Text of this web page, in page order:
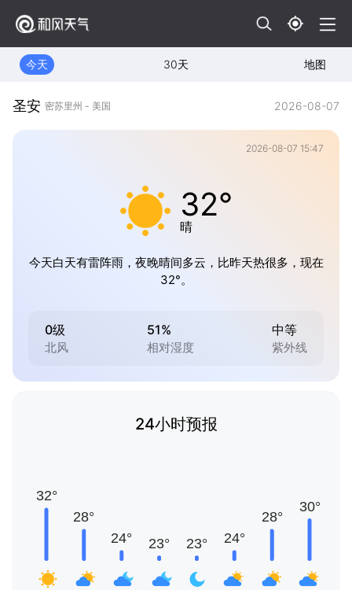
今天 30天 地图
圣安 密苏里州 - 美国 2026-08-07
2026-08-07 15:47
32°
晴
今天白天有雷阵雨，夜晚晴间多云，比昨天热很多，现在
32°。
0级
北风
51%
相对湿度
中等
紫外线
24小时预报